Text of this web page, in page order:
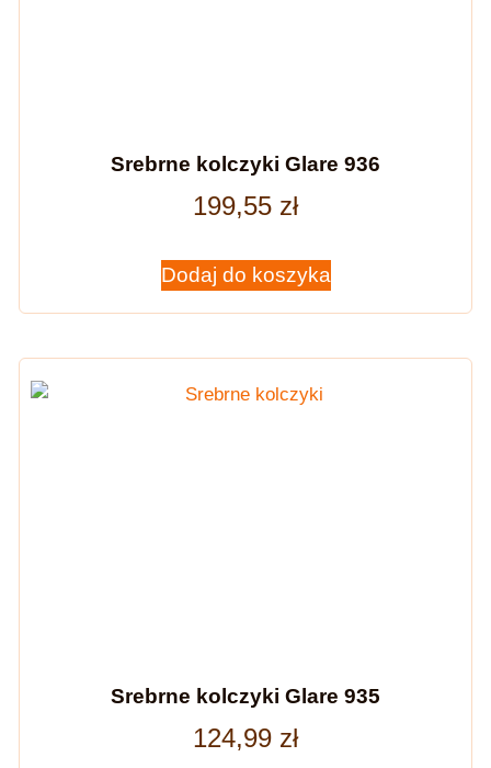
Srebrne kolczyki Glare 936
199,55 zł
Dodaj do koszyka
Srebrne kolczyki Glare 935
124,99 zł